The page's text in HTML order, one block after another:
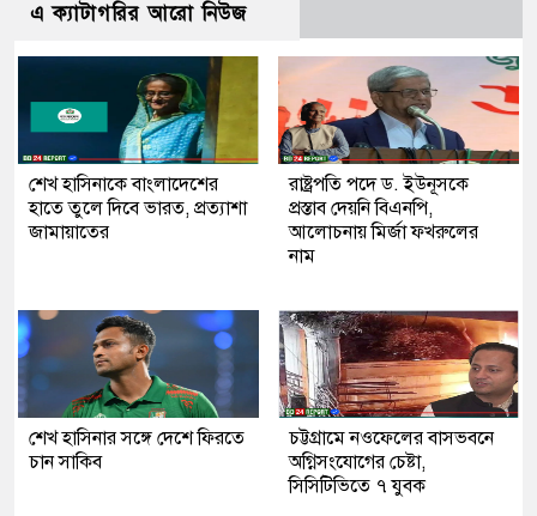
এ ক্যাটাগরির আরো নিউজ
শেখ হাসিনাকে বাংলাদেশের
হাতে তুলে দিবে ভারত, প্রত্যাশা
জামায়াতের
রাষ্ট্রপতি পদে ড. ইউনূসকে
প্রস্তাব দেয়নি বিএনপি,
আলোচনায় মির্জা ফখরুলের
নাম
শেখ হাসিনার সঙ্গে দেশে ফিরতে
চান সাকিব
চট্টগ্রামে নওফেলের বাসভবনে
অগ্নিসংযোগের চেষ্টা,
সিসিটিভিতে ৭ যুবক